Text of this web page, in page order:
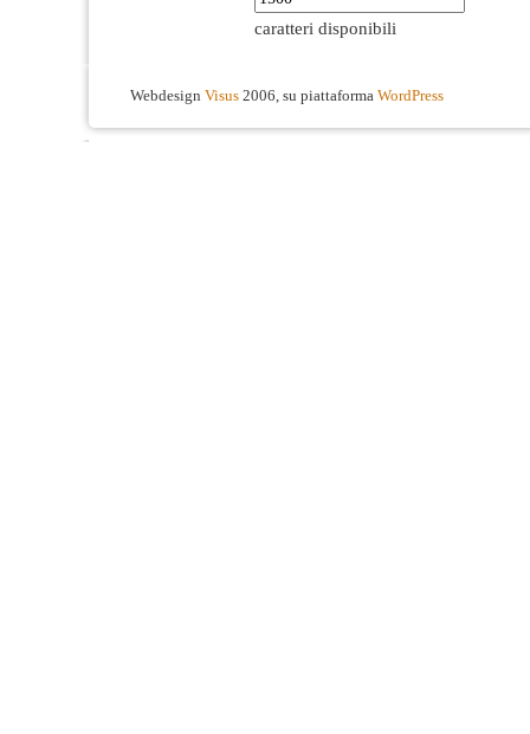
caratteri disponibili
Webdesign Visus 2006, su piattaforma WordPress